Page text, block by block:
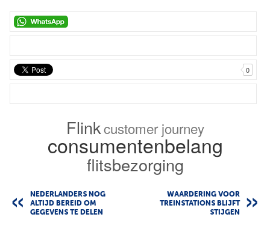
0
Flinkcustomer journey
consumentenbelang
flitsbezorging
NEDERLANDERS NOG
ALTIJD BEREID OM
GEGEVENS TE DELEN
WAARDERING VOOR
TREINSTATIONS BLIJFT
STIJGEN